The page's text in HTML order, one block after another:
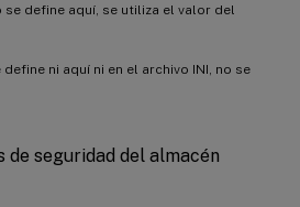
define aquí, se utiliza el valor del
ni aquí ni en el archivo INI, no se
seguridad del almacén